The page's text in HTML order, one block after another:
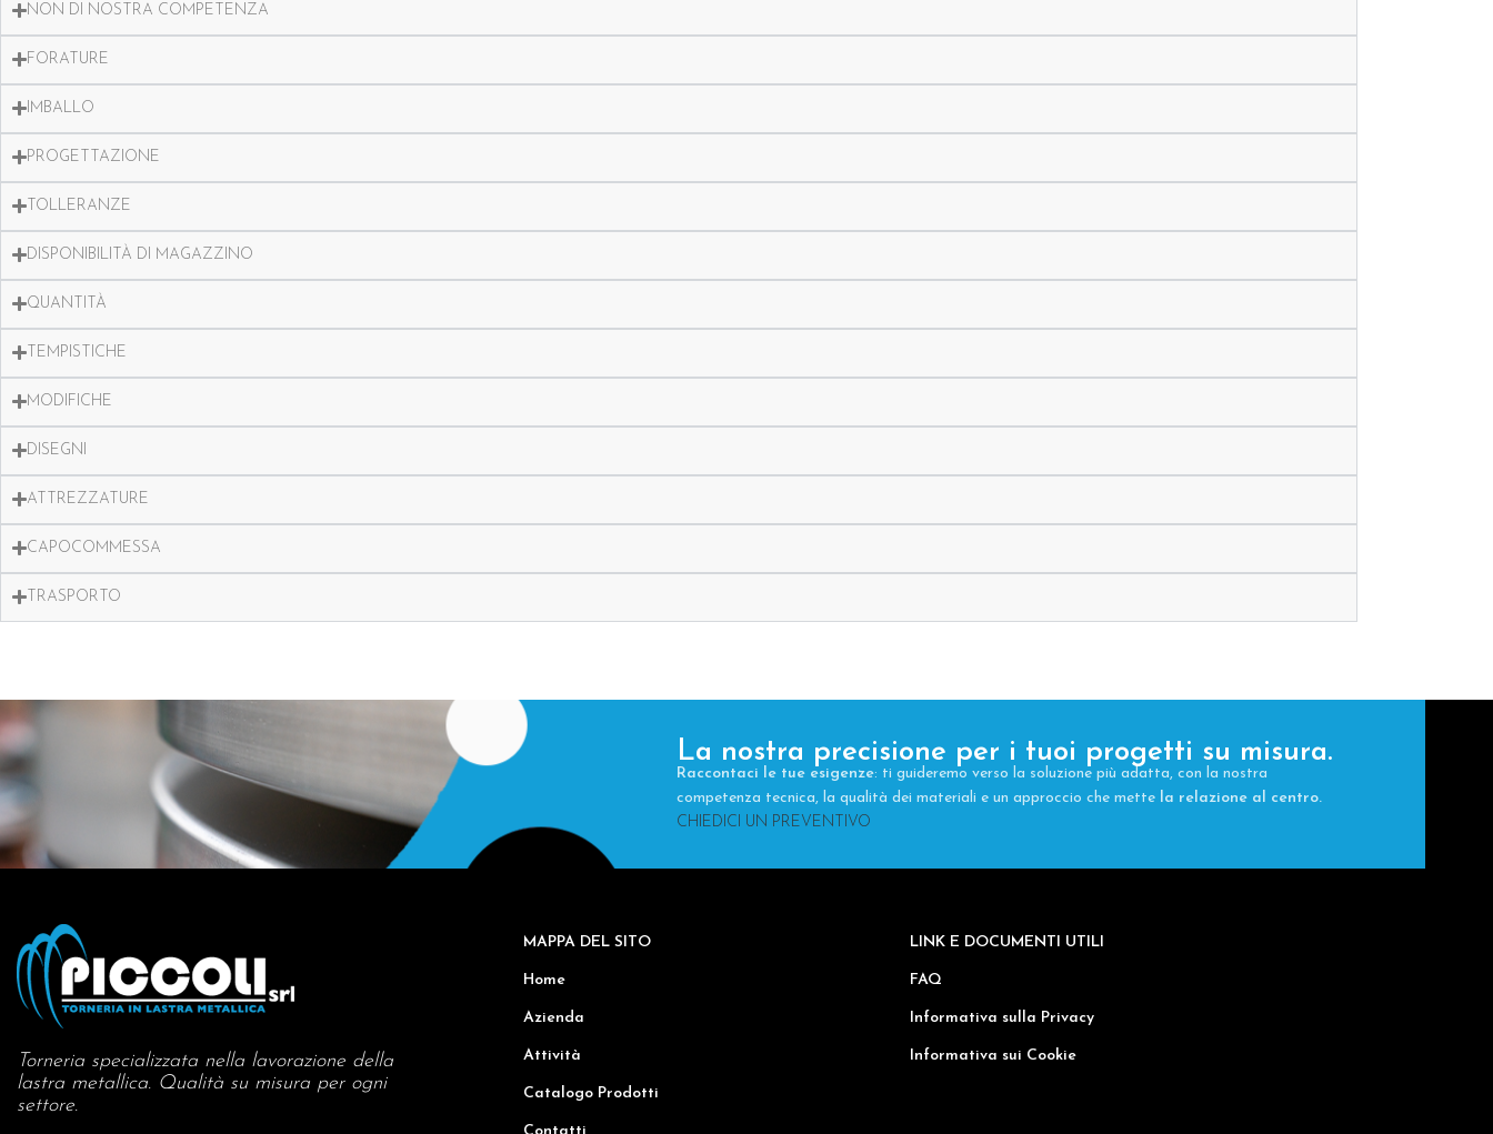
NON DI NOSTRA COMPETENZA
FORATURE
IMBALLO
PROGETTAZIONE
TOLLERANZE
DISPONIBILITÀ DI MAGAZZINO
QUANTITÀ
TEMPISTICHE
MODIFICHE
DISEGNI
ATTREZZATURE
CAPOCOMMESSA
TRASPORTO
La nostra precisione per i tuoi progetti su misura.
Raccontaci le tue esigenze: ti guideremo verso la soluzione più adatta, con la nostra
competenza tecnica, la qualità dei materiali e un approccio che mette la relazione al centro.
CHIEDICI UN PREVENTIVO
Torneria specializzata nella lavorazione della
lastra metallica. Qualità su misura per ogni
settore.
MAPPA DEL SITO
Home
Azienda
Attività
Catalogo Prodotti
LINK E DOCUMENTI UTILI
FAQ
Informativa sulla Privacy
Informativa sui Cookie